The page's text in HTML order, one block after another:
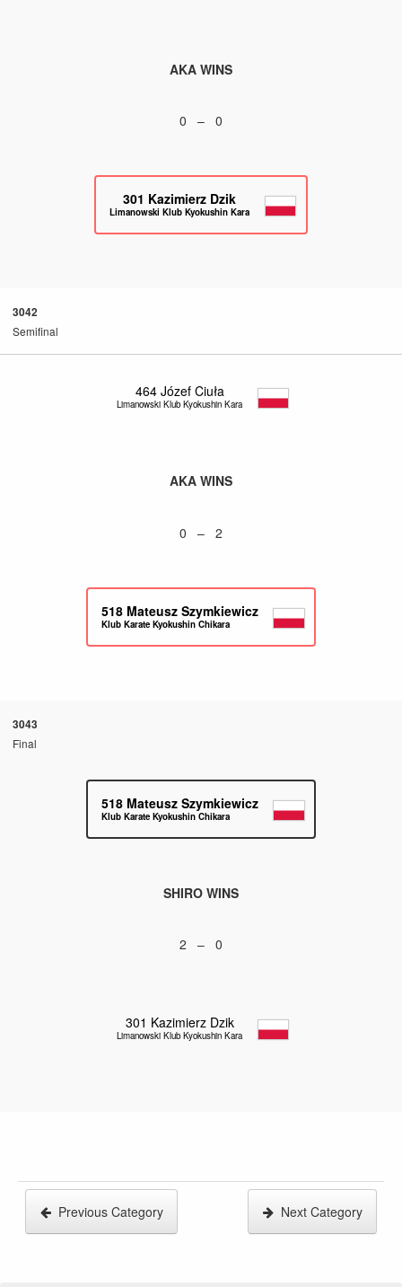
AKA WINS
0 – 0
301 Kazimierz Dzik
Limanowski Klub Kyokushin Karate
3042
Semifinal
464 Józef Ciuła
Limanowski Klub Kyokushin Karate
AKA WINS
0 – 2
518 Mateusz Szymkiewicz
Klub Karate Kyokushin Chikara
3043
Final
518 Mateusz Szymkiewicz
Klub Karate Kyokushin Chikara
SHIRO WINS
2 – 0
301 Kazimierz Dzik
Limanowski Klub Kyokushin Karate
Previous Category Next Category